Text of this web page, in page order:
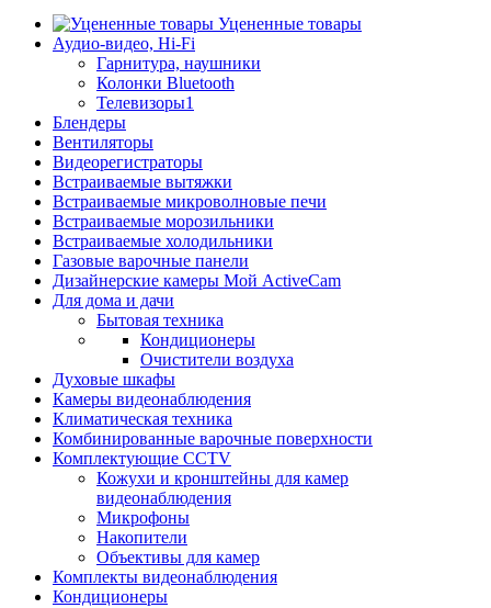
Уцененные товары
Аудио-видео, Hi-Fi
Гарнитура, наушники
Колонки Bluetooth
Телевизоры1
Блендеры
Вентиляторы
Видеорегистраторы
Встраиваемые вытяжки
Встраиваемые микроволновые печи
Встраиваемые морозильники
Встраиваемые холодильники
Газовые варочные панели
Дизайнерские камеры Мой ActiveCam
Для дома и дачи
Бытовая техника
Кондиционеры
Очистители воздуха
Духовые шкафы
Камеры видеонаблюдения
Климатическая техника
Комбинированные варочные поверхности
Комплектующие CCTV
Кожухи и кронштейны для камер
видеонаблюдения
Микрофоны
Накопители
Объективы для камер
Комплекты видеонаблюдения
Кондиционеры